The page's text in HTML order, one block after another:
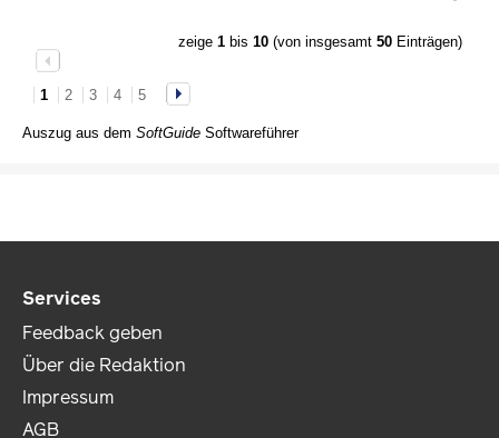
zeige 1bis 10(von insgesamt 50Einträgen)
1 2 3 4 5
Auszug aus dem SoftGuide Softwareführer
Services
Feedback geben
Über die Redaktion
Impressum
AGB